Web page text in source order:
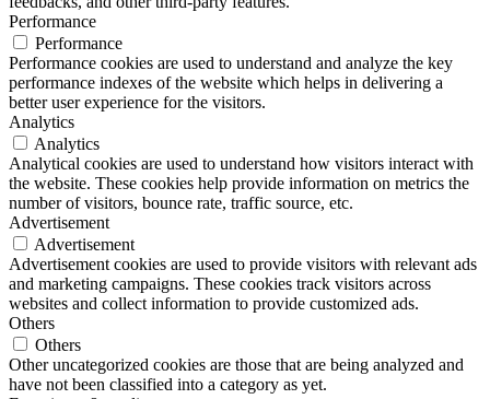
Performance
Performance
Performance cookies are used to understand and analyze the key
performance indexes of the website which helps in delivering a
better user experience for the visitors.
Analytics
Analytics
Analytical cookies are used to understand how visitors interact with
the website. These cookies help provide information on metrics the
number of visitors, bounce rate, traffic source, etc.
Advertisement
Advertisement
Advertisement cookies are used to provide visitors with relevant ads
and marketing campaigns. These cookies track visitors across
websites and collect information to provide customized ads.
Others
Others
Other uncategorized cookies are those that are being analyzed and
have not been classified into a category as yet.